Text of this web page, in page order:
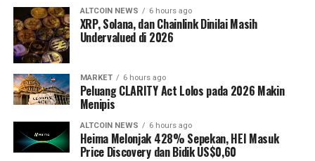
ALTCOIN NEWS 6 hours ago
XRP, Solana, dan Chainlink Dinilai Masih
Undervalued di 2026
MARKET 6 hours ago
Peluang CLARITY Act Lolos pada 2026 Makin
Menipis
ALTCOIN NEWS 6 hours ago
Heima Melonjak 428% Sepekan, HEI Masuk
Price Discovery dan Bidik US$0,60